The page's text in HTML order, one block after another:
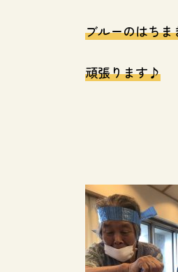
ブルーのはちま
頑張ります♪